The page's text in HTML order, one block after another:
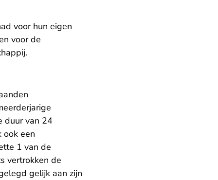
voor hun eigen
voor de
duur van 24
ook een
1 van de
vertrokken de
gelijk aan zijn